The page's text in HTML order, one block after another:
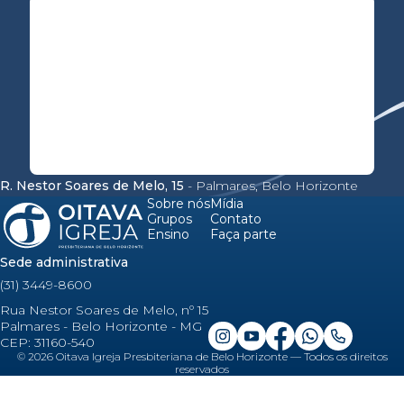
R. Nestor Soares de Melo, 15 - Palmares, Belo Horizonte
Sobre nós
Grupos
Ensino
Mídia
Contato
Faça parte
Sede administrativa
(31) 3449-8600
Rua Nestor Soares de Melo, nº 15
Palmares - Belo Horizonte - MG
CEP: 31160-540
© 2026Oitava Igreja Presbiteriana de Belo Horizonte — Todos os direitos
reservados